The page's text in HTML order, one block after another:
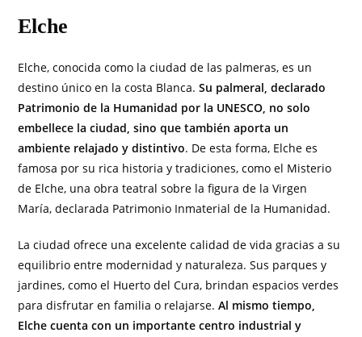
Elche
Elche, conocida como la ciudad de las palmeras, es un
destino único en la costa Blanca.Su palmeral, declarado
Patrimonio de la Humanidad por la UNESCO, no solo
embellece la ciudad, sino que también aporta un
ambiente relajado y distintivo. De esta forma, Elche es
famosa por su rica historia y tradiciones, como el Misterio
de Elche, una obra teatral sobre la figura de la Virgen
María, declarada Patrimonio Inmaterial de la Humanidad.
La ciudad ofrece una excelente calidad de vida gracias a su
equilibrio entre modernidad y naturaleza. Sus parques y
jardines, como el Huerto del Cura, brindan espacios verdes
para disfrutar en familia o relajarse.Al mismo tiempo,
Elche cuenta con un importante centro industrial y